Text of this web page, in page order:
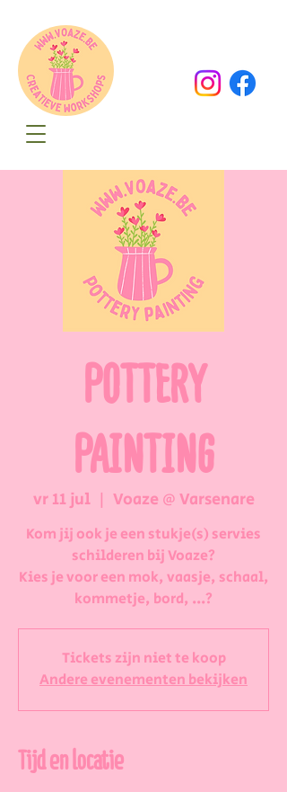
POTTERY
PAINTING
vr 11 jul
  |
Voaze @ Varsenare
Kom jij ook je een stukje(s) servies
schilderen bij Voaze?
Kies je voor een mok, vaasje, schaal,
kommetje, bord, ...?
Tickets zijn niet te koop
Andere evenementen bekijken
Tijd en locatie